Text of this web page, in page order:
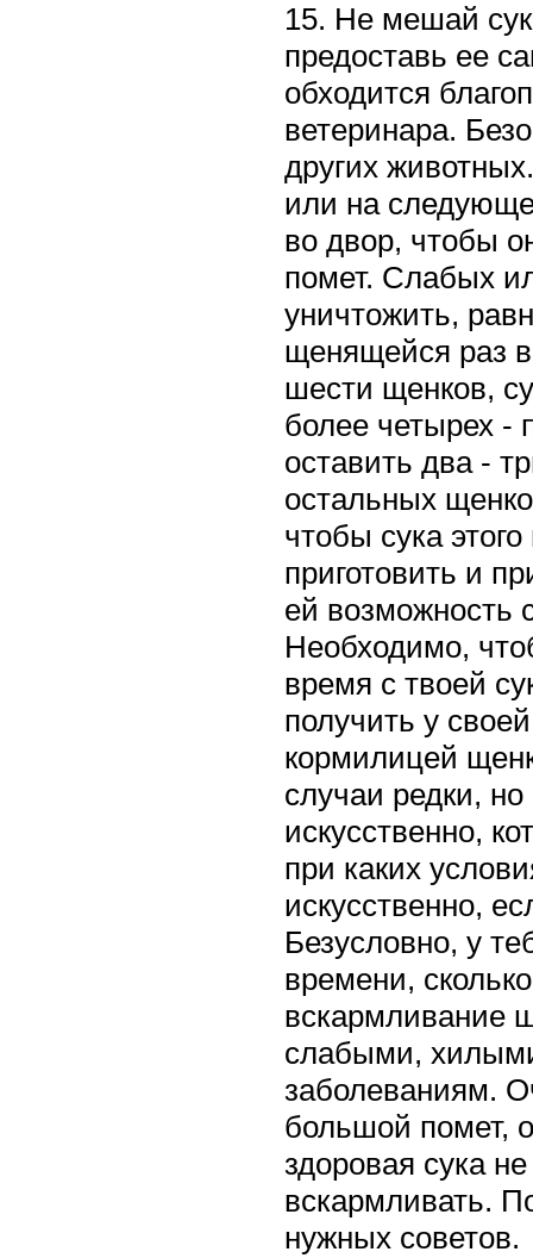
15. Не мешай
предоставь ее
обходится
ветеринара.
других
или на
во двор, чтобы
помет. Слабых
уничтожить,
щенящейся раз в
шести щенков,
более четырех -
оставить два -
остальных
чтобы сука
приготовить и
ей возможность
Необходимо,
время с твоей
получить у
кормилицей
случаи редки,
искусственно,
при каких
искусственно,
Безусловно, у
времени,
вскармливание
слабыми,
заболеваниям.
большой помет,
здоровая сука
вскармливать.
нужных советов.